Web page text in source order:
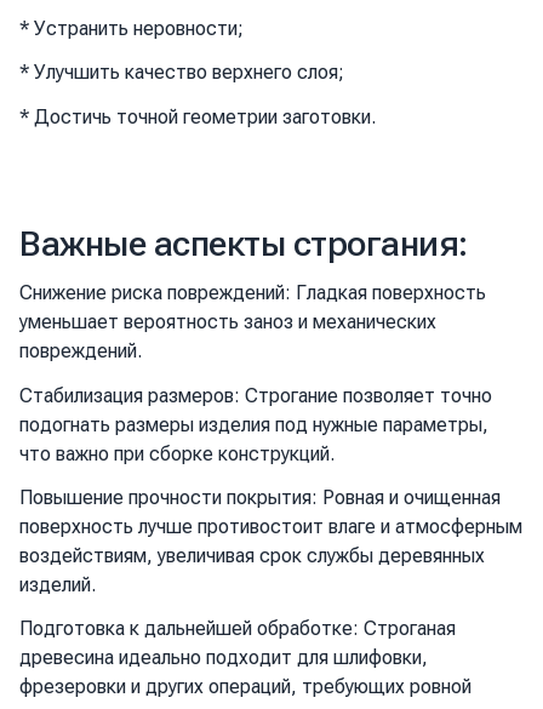
* Устранить неровности;
* Улучшить качество верхнего слоя;
* Достичь точной геометрии заготовки.
Важные аспекты строгания:
Снижение риска повреждений: Гладкая поверхность
уменьшает вероятность заноз и механических
повреждений.
Стабилизация размеров: Строгание позволяет точно
подогнать размеры изделия под нужные параметры,
что важно при сборке конструкций.
Повышение прочности покрытия: Ровная и очищенная
поверхность лучше противостоит влаге и атмосферным
воздействиям, увеличивая срок службы деревянных
изделий.
Подготовка к дальнейшей обработке: Строганая
древесина идеально подходит для шлифовки,
фрезеровки и других операций, требующих ровной